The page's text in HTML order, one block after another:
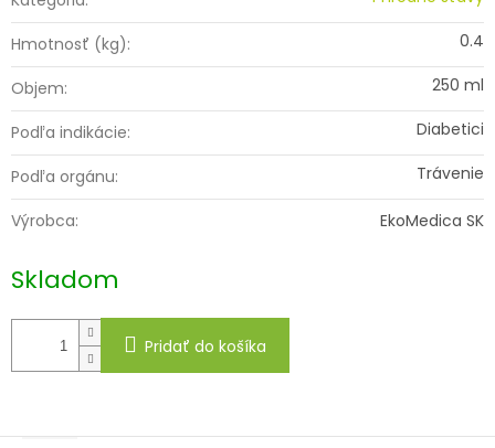
Skladom
Pridať do košíka
Hmotnosť (kg): 0.4
Objem: 250 ml
Podľa indikácie: Diabetici
Podľa orgánu: Trávenie
Výrobca: EkoMedica SK